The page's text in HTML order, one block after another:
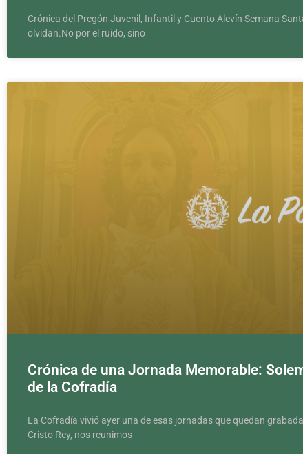
Crónica del Pregón Juvenil, Infantil y Cuento Alevín Semana
olvidan.No por el ruido, sino
Crónica de una Jornada Memorable:
de la Cofradía
La Cofradía vivió ayer una de esas jornadas que quedan
Cristo Rey, nos reunimos